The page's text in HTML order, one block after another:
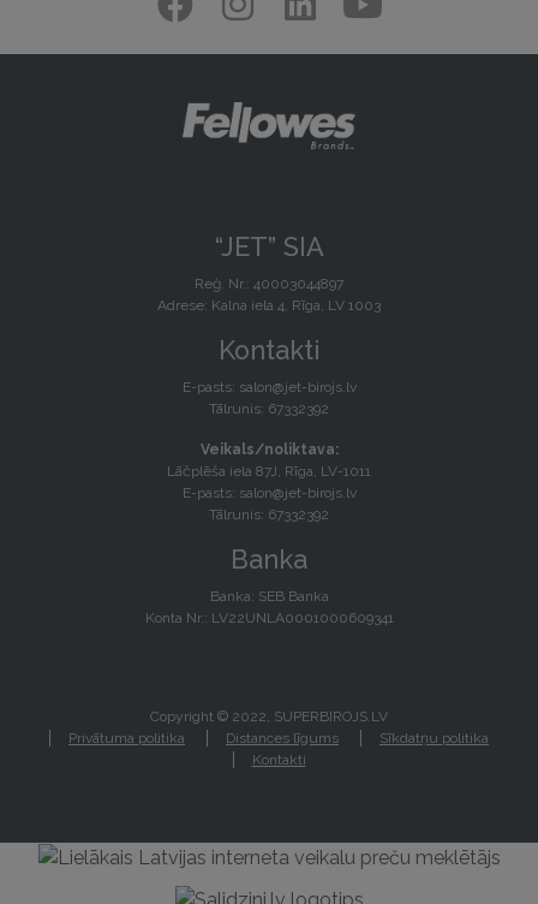
“JET” SIA
Reģ. Nr.: 40003044897
Adrese: Kalna iela 4, Rīga, LV 1003
Kontakti
E-pasts: salon@jet-birojs.lv
Tālrunis: 67332392
Veikals/noliktava:
Lāčplēša iela 87J, Rīga, LV-1011
E-pasts: salon@jet-birojs.lv
Tālrunis: 67332392
Banka
Banka: SEB Banka
Konta Nr.: LV22UNLA0001000609341
Copyright © 2022, SUPERBIROJS.LV
Privātuma politika
Distances līgums
Sīkdatņu politika
Kontakti